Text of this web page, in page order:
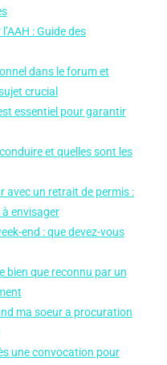
: Guide des
dans le forum et
crucial
essentiel pour garantir
et quelles sont les
avec un retrait de permis :
envisager
end : que devez-vous
bien que reconnu par un
ma soeur a procuration
une convocation pour